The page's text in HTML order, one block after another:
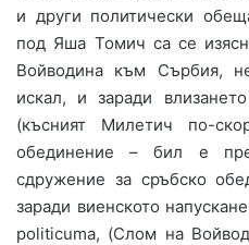
и други политически
под Яша Томич са се
Войводина към Сърбия,
искал, и заради
(късният Милетич по-
обединение – бил е
сдружение за сръбско
заради виенското
politicuma, (Слом на